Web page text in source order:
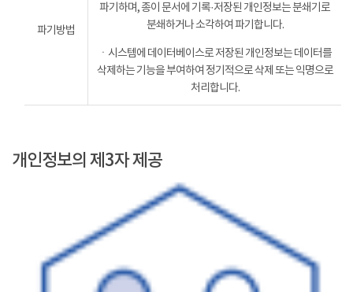
파기방법
파기하며, 종이 문서에 기록·저장된 개인정보는 분쇄기로
분쇄하거나 소각하여 파기합니다.
ㆍ시스템에 데이터베이스로 저장된 개인정보는 데이터를
삭제하는 기능을 부여하여 정기적으로 삭제 또는 익명으로
처리합니다.
개인정보의 제3자 제공